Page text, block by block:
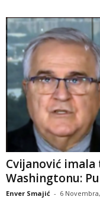
Cvijanović
Washingtonu:
Enver Smajić - 6